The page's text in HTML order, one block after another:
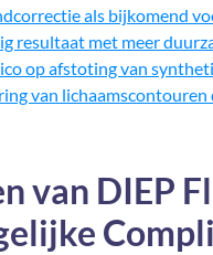
als bijkomend
resultaat met meer
op afstoting van
van
van DIEP